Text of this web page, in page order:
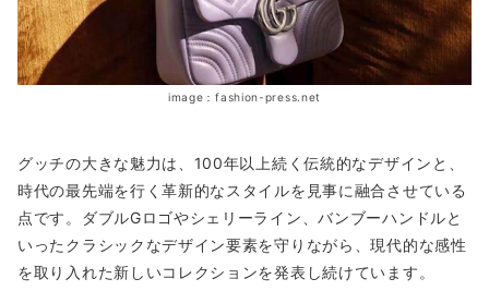
image：fashion-press.net
グッチの大きな魅力は、100年以上続く伝統的なデザインと、
時代の最先端を行く革新的なスタイルを見事に融合させている
点です。ダブルGロゴやシェリーライン、バンブーハンドルと
いったクラシックなデザイン要素を守りながら、現代的な感性
を取り入れた新しいコレクションを発表し続けています。